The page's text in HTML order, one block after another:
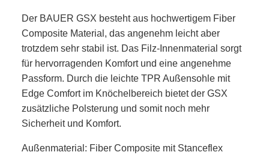
Der BAUER GSX besteht aus hochwertigem Fiber
Composite Material, das angenehm leicht aber
trotzdem sehr stabil ist. Das Filz-Innenmaterial sorgt
für hervorragenden Komfort und eine angenehme
Passform. Durch die leichte TPR Außensohle mit
Edge Comfort im Knöchelbereich bietet der GSX
zusätzliche Polsterung und somit noch mehr
Sicherheit und Komfort.
Außenmaterial: Fiber Composite mit Stanceflex